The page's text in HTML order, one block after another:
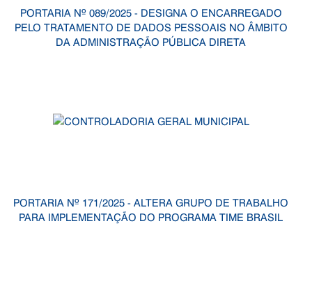
PORTARIA Nº 089/2025 - DESIGNA O ENCARREGADO
PELO TRATAMENTO DE DADOS PESSOAIS NO ÂMBITO
DA ADMINISTRAÇÃO PÚBLICA DIRETA
PORTARIA Nº 171/2025 - ALTERA GRUPO DE TRABALHO
PARA IMPLEMENTAÇÃO DO PROGRAMA TIME BRASIL